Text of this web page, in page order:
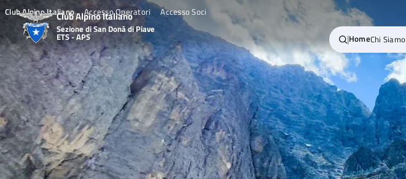
Skip
to
content
Club Alpino Italiano Accesso Operatori Accesso Soci
Club Alpino Italiano
Sezione di San Donà di Piave
ETS - APS |HomeChi Siamo